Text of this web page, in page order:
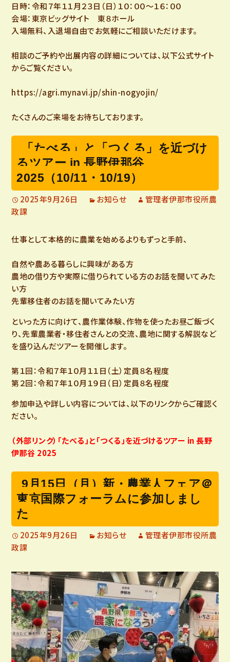
日時：令和７年１１月２３日（日）１０：００～１６：００
会場：東京ビッグサイト 東８ホール
入場無料、入退場自由でお気軽にご相談いただけます。
相談のご予約や出展内容の詳細については、以下公式サイト
からご覧ください。
https://agri.mynavi.jp/shin-nogyojin/
たくさんのご来場をお待ちしております。
「たべる」と「つくる」を近づけ
るツアー in 長野伊那谷
2025（10/11・10/19）
2025年9月26日 お知らせ
管理者伊那市役所農
政課
仕事として本格的に農業を始めるよりもずっと手前、
自然や農ある暮らしに興味がある方
農地の借り方や実際に借りられている方のお話を聞いてみた
い方
先輩移住者のお話を聞いてみたい方
といった方に向けて、農作業体験、作物を使ったお昼ご飯づく
り、先輩農業者・移住者さんとの交流、農地に関する解説など
を盛り込んだツアーを開催します。
第１回：令和７年１０月１１日（土）定員８名程度
第２回：令和７年１０月１９日（日）定員８名程度
参加申込や詳しい内容については、以下のリンクからご確認く
ださい。
（外部リンク）「たべる」と「つくる」を近づけるツアー in 長野
伊那谷 2025
9月15日（月）新・農業人フェア＠
東京国際フォーラムに参加しまし
た
2025年9月26日 お知らせ
管理者伊那市役所農
政課